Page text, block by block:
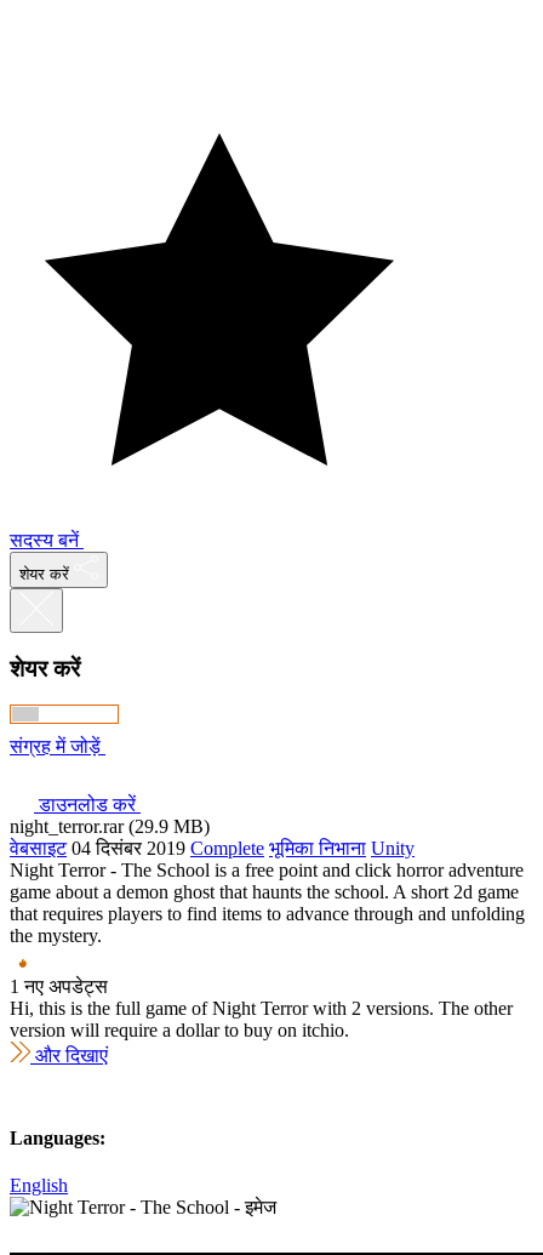
सदस्य बनें
शेयर करें
शेयर करें
संग्रह में जोड़ें
डाउनलोड करें
night_terror.rar (29.9 MB)
वेबसाइट 04 दिसंबर 2019 Complete भूमिका निभाना Unity
Night Terror - The School is a free point and click horror adventure
game about a demon ghost that haunts the school. A short 2d game
that requires players to find items to advance through and unfolding
the mystery.
1 नए अपडेट्स
Hi, this is the full game of Night Terror with 2 versions. The other
version will require a dollar to buy on itchio.
और दिखाएं
Languages:
English